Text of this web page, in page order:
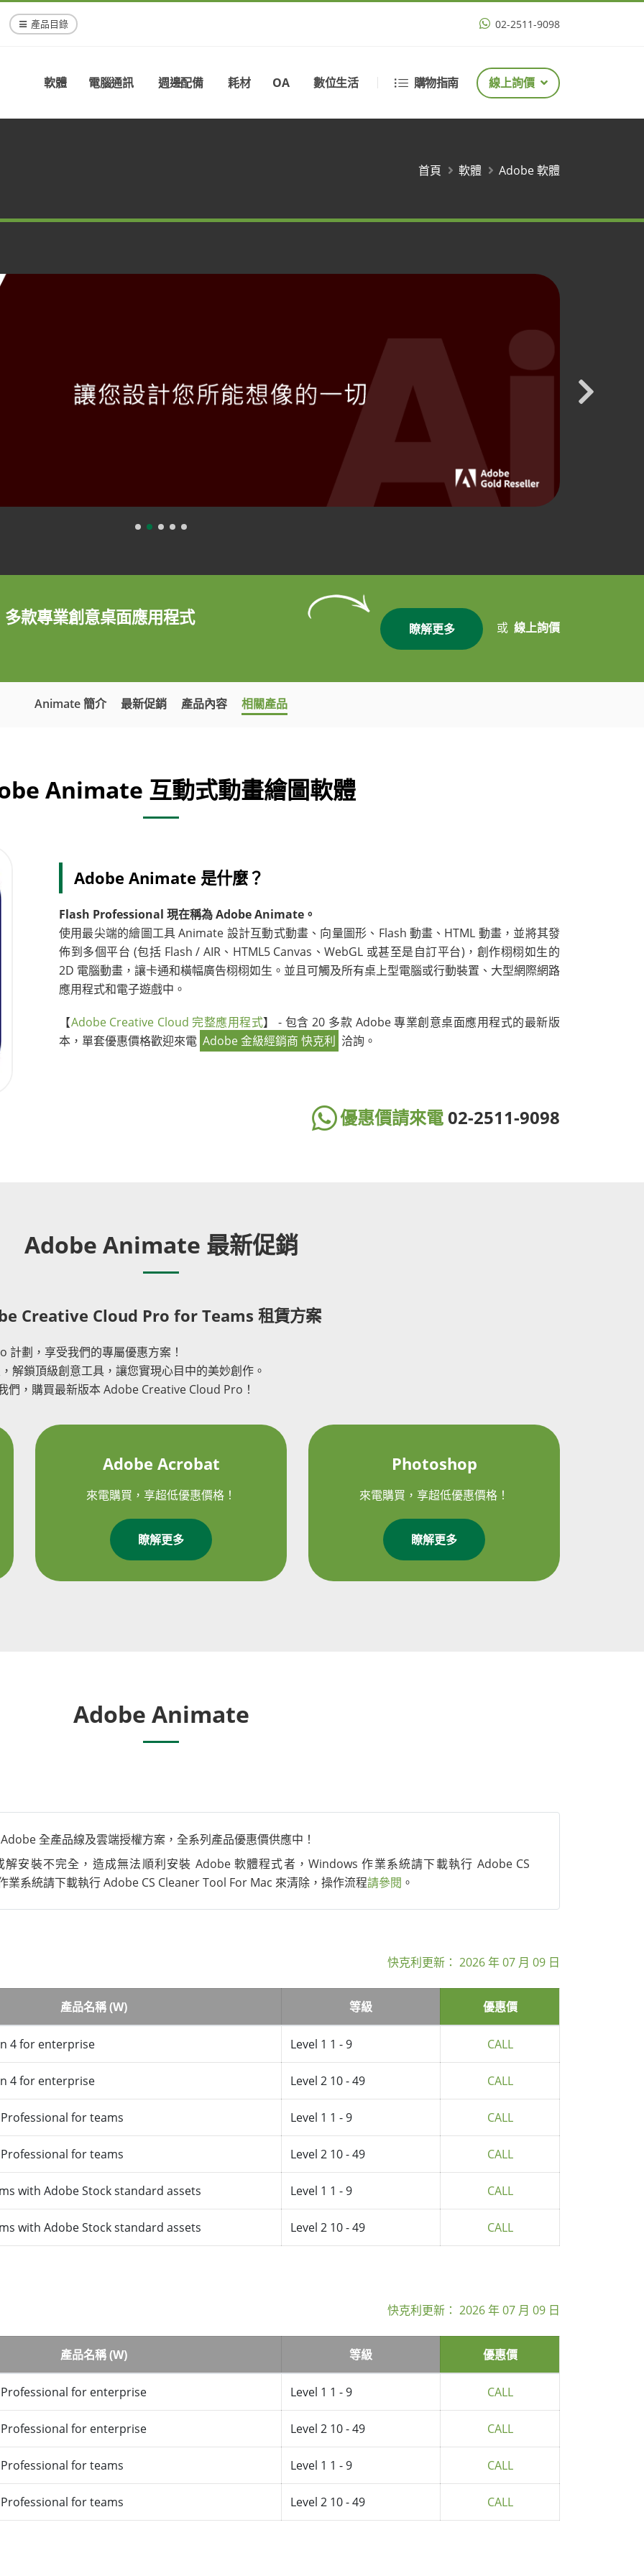
產品目錄 02-2511-9098
軟體 電腦通訊 週邊配備 耗材 OA 數位生活 購物指南 線上詢價
首頁 軟體 Adobe 軟體
款專業創意桌面應用程式
瞭解更多 或 線上詢價
Animate 簡介 最新促銷 產品內容 相關產品
Animate 互動式動畫繪圖軟體
Adobe Animate 是什麼？
Flash Professional 現在稱為 Adobe Animate。
使用最尖端的繪圖工具 Animate 設計互動式動畫、向量圖形、Flash 動畫、HTML 動畫，並將其發
佈到多個平台 (包括 Flash / AIR、HTML5 Canvas、WebGL 或甚至是自訂平台)，創作栩栩如生的
2D 電腦動畫，讓卡通和橫幅廣告栩栩如生。並且可觸及所有桌上型電腦或行動裝置、大型網際網路
應用程式和電子遊戲中。
【Adobe Creative Cloud 完整應用程式】 - 包含 20 多款 Adobe 專業創意桌面應用程式的最新版
本，單套優惠價格歡迎來電 Adobe 金級經銷商 快克利 洽詢。
優惠價請來電02-2511-9098
Adobe Animate 最新促銷
Creative Cloud Pro for Teams 租賃方案
劃，享受我們的專屬優惠方案！
解鎖頂級創意工具，讓您實現心目中的美妙創作。
們，購買最新版本 Adobe Creative Cloud Pro！
Adobe Acrobat
來電購買，享超低優惠價格！
瞭解更多
Photoshop
來電購買，享超低優惠價格！
瞭解更多
Adobe Animate
全產品線及雲端授權方案，全系列產品優惠價供應中！
安裝不完全，造成無法順利安裝 Adobe 軟體程式者，Windows 作業系統請下載執行 Adobe CS
系統請下載執行 Adobe CS Cleaner Tool For Mac 來清除，操作流程請參閱 。
快克利更新： 2026 年 07 月 09 日
產品名稱 (W) 等級 優惠價
4 for enterprise Level 1 1 - 9 CALL
4 for enterprise Level 2 10 - 49 CALL
for teams Level 1 1 - 9 CALL
for teams Level 2 10 - 49 CALL
with Adobe Stock standard assets Level 1 1 - 9 CALL
with Adobe Stock standard assets Level 2 10 - 49 CALL
快克利更新： 2026 年 07 月 09 日
產品名稱 (W) 等級 優惠價
for enterprise Level 1 1 - 9 CALL
for enterprise Level 2 10 - 49 CALL
for teams Level 1 1 - 9 CALL
for teams Level 2 10 - 49 CALL